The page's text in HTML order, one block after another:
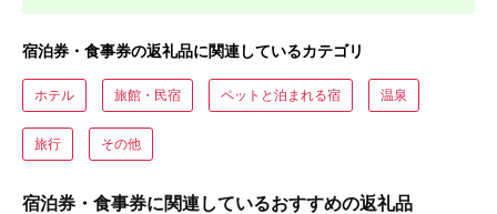
宿泊券・食事券の返礼品に関連しているカテゴリ
ホテル 旅館・民宿 ペットと泊まれる宿 温泉
旅行 その他
宿泊券・食事券に関連しているおすすめの返礼品